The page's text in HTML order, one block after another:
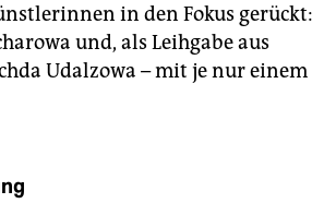
in den Fokus gerückt:
und, als Leihgabe aus
Udalzowa – mit je nur einem